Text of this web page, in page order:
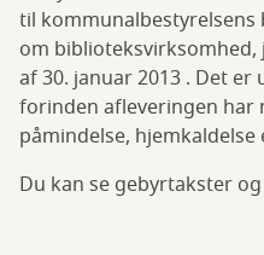
til kommunalbestyrelsens
om
af 30. januar 2013 . Det er
forinden afleveringen
påmindelse,
Du kan se gebyrtakster